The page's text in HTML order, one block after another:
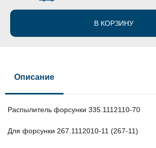
В КОРЗИНУ
Описание
Распылитель форсунки 335.1112110-70
Для форсунки 267.1112010-11 (267-11)